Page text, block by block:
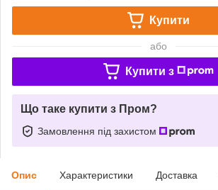
Купити
або
Купити з
Що таке купити з Пром?
Замовлення під захистом
Опис Характеристики Доставка